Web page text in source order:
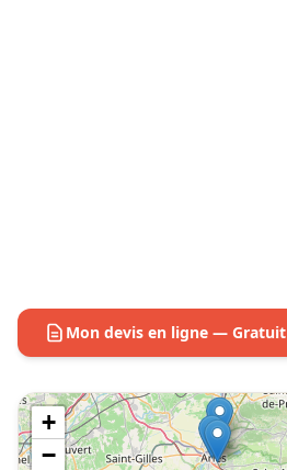
Mon devis en ligne — Gratuit
+
−